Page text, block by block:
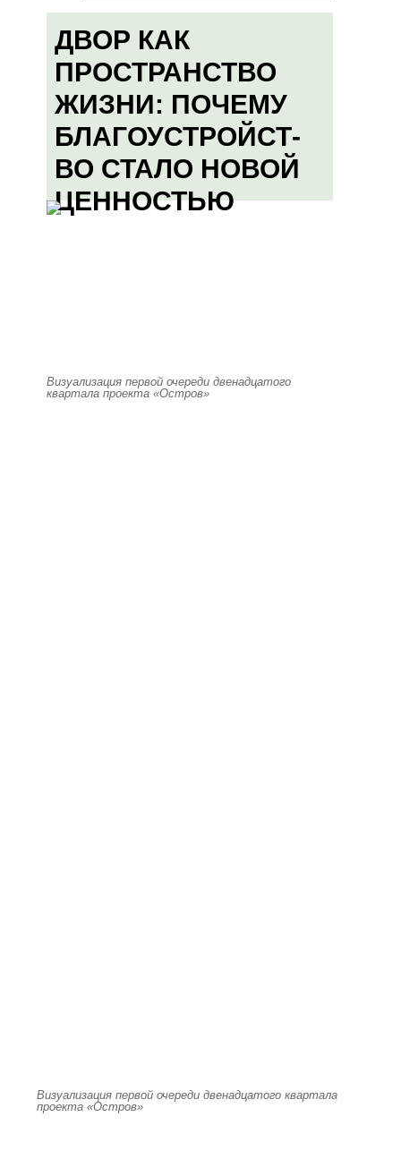
ДВОР КАК
ПРОСТРАНСТВО
ЖИЗНИ: ПОЧЕМУ
БЛАГОУСТРОЙСТ-
ВО СТАЛО НОВОЙ
ЦЕННОСТЬЮ
Визуализация первой очереди двенадцатого
квартала проекта «Остров»
Визуализация первой очереди двенадцатого квартала
проекта «Остров»